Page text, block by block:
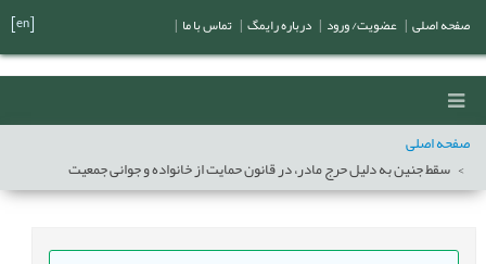
صفحه اصلی
سقط جنین به ‏دلیل حرج مادر، در قانون حمایت از خانواده و جوانی جمعیت
صفحه اصلی عضویت/ ورود درباره رایمگ تماس با ما